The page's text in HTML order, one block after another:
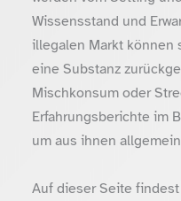
Wissensstand und
illegalen Markt
eine Substanz
Mischkonsum oder
Erfahrungsberichte im
um aus ihnen
Auf dieser Seite